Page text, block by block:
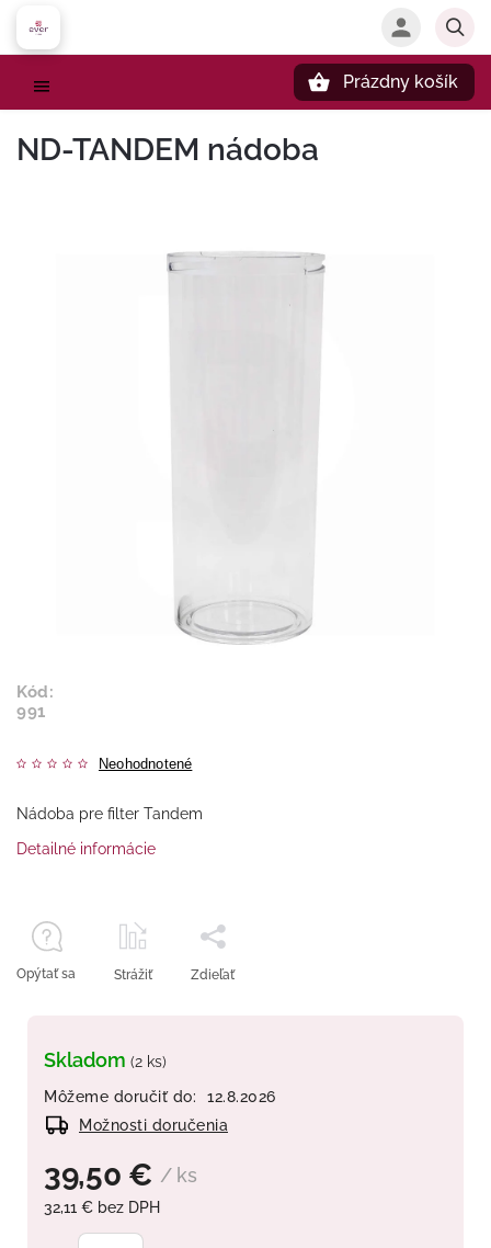
Prázdny košík
ND-TANDEM nádoba
Kód:
991
Neohodnotené
39,50 € / ks
32,11 € bez DPH
Skladom (2 ks)
Môžeme doručiť do:
12.8.2026
Možnosti doručenia
Nádoba pre filter Tandem
Detailné informácie
Opýtať sa Strážiť Zdieľať